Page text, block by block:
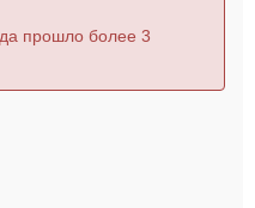
прошло более 3